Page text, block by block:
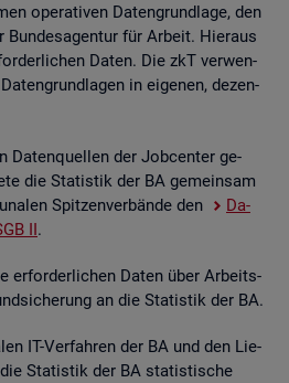
ope­ra­ti­ven Da­ten­grund­la­ge, den
Bun­des­agen­tur für Ar­beit. Hier­aus
Daten. Die zkT ver­wen­
in ei­ge­nen, de­zen­
Da­ten­quel­len der Job­cen­ter ge­
die Sta­tis­tik der BA ge­mein­sam
Spit­zen­ver­bän­de den
Da­
II.
er­for­der­li­chen Daten über Ar­beits­
an die Sta­tis­tik der BA.
IT-Ver­fah­ren der BA und den Lie­
Sta­tis­tik der BA sta­tis­ti­sche